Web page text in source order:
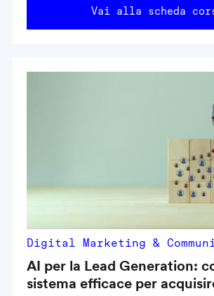
Vai alla scheda
Digital Marketing &
AI per la Lead Generation:
sistema efficace per